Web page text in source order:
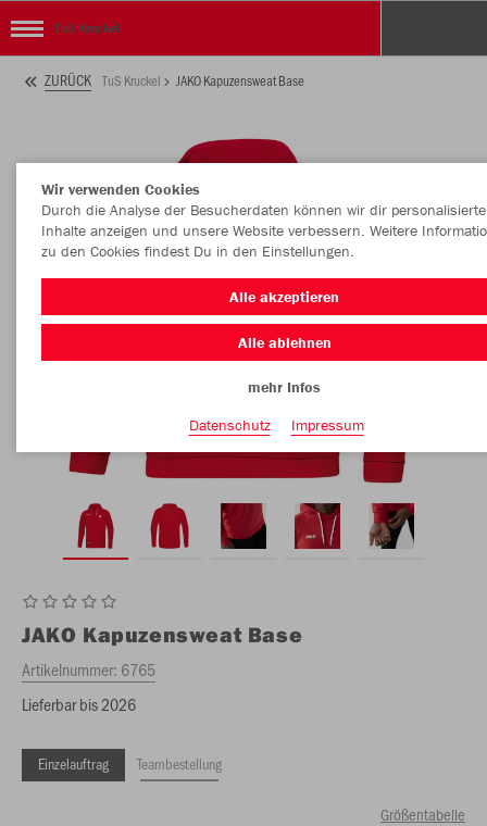
TuS Kruckel
ZURÜCK TuS Kruckel JAKO Kapuzensweat Base
JAKO Kapuzensweat Base
Artikelnummer: 6765
Lieferbar bis 2026
Einzelauftrag Teambestellung
Größentabelle
Wir verwenden Cookies
Durch die Analyse der Besucherdaten können wir dir personalisierte
Inhalte anzeigen und unsere Website verbessern. Weitere
zu den Cookies findest Du in den Einstellungen.
Alle akzeptieren
Alle ablehnen
mehr Infos
Datenschutz
Impressum